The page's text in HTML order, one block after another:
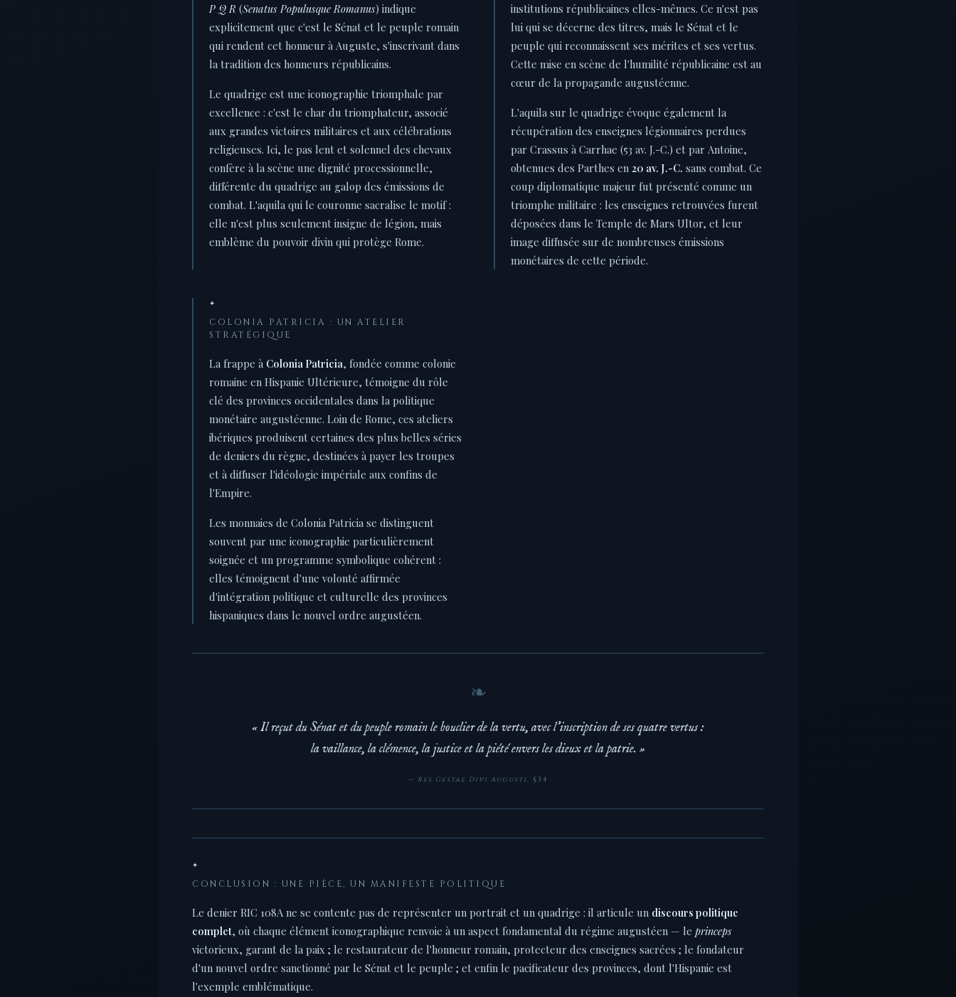
P Q R (Senatus Populusque Romanus) indique
explicitement que c'est le Sénat et le peuple romain
qui rendent cet honneur à Auguste, s'inscrivant dans
la tradition des honneurs républicains.
Le quadrige est une iconographie triomphale par
excellence : c'est le char du triomphateur, associé
aux grandes victoires militaires et aux célébrations
religieuses. Ici, le pas lent et solennel des chevaux
confère à la scène une dignité processionnelle,
différente du quadrige au galop des émissions de
combat. L'aquila qui le couronne sacralise le motif :
elle n'est plus seulement insigne de légion, mais
emblème du pouvoir divin qui protège Rome.
institutions républicaines elles-mêmes. Ce n'est pas
lui qui se décerne des titres, mais le Sénat et le
peuple qui reconnaissent ses mérites et ses vertus.
Cette mise en scène de l'humilité républicaine est au
cœur de la propagande augustéenne.
L'aquila sur le quadrige évoque également la
récupération des enseignes légionnaires perdues
par Crassus à Carrhae (53 av. J.-C.) et par Antoine,
obtenues des Parthes en 20 av. J.-C. sans combat. Ce
coup diplomatique majeur fut présenté comme un
triomphe militaire : les enseignes retrouvées furent
déposées dans le Temple de Mars Ultor, et leur
image diffusée sur de nombreuses émissions
monétaires de cette période.
✦
COLONIA PATRICIA : UN ATELIER
STRATÉGIQUE
La frappe à Colonia Patricia, fondée comme colonie
romaine en Hispanie Ultérieure, témoigne du rôle
clé des provinces occidentales dans la politique
monétaire augustéenne. Loin de Rome, ces ateliers
ibériques produisent certaines des plus belles séries
de deniers du règne, destinées à payer les troupes
et à diffuser l'idéologie impériale aux confins de
l'Empire.
Les monnaies de Colonia Patricia se distinguent
souvent par une iconographie particulièrement
soignée et un programme symbolique cohérent :
elles témoignent d'une volonté affirmée
d'intégration politique et culturelle des provinces
hispaniques dans le nouvel ordre augustéen.
« Il reçut du Sénat et du peuple romain le bouclier de la vertu, avec l'inscription de ses quatre vertus :
la vaillance, la clémence, la justice et la piété envers les dieux et la patrie. »
— Res Gestae Divi Augusti, §34
✦
CONCLUSION : UNE PIÈCE, UN MANIFESTE POLITIQUE
Le denier RIC 108A ne se contente pas de représenter un portrait et un quadrige : il articule un discours politique
complet, où chaque élément iconographique renvoie à un aspect fondamental du régime augustéen — le princeps
victorieux, garant de la paix ; le restaurateur de l'honneur romain, protecteur des enseignes sacrées ; le fondateur
d'un nouvel ordre sanctionné par le Sénat et le peuple ; et enfin le pacificateur des provinces, dont l'Hispanie est
l'exemple emblématique.